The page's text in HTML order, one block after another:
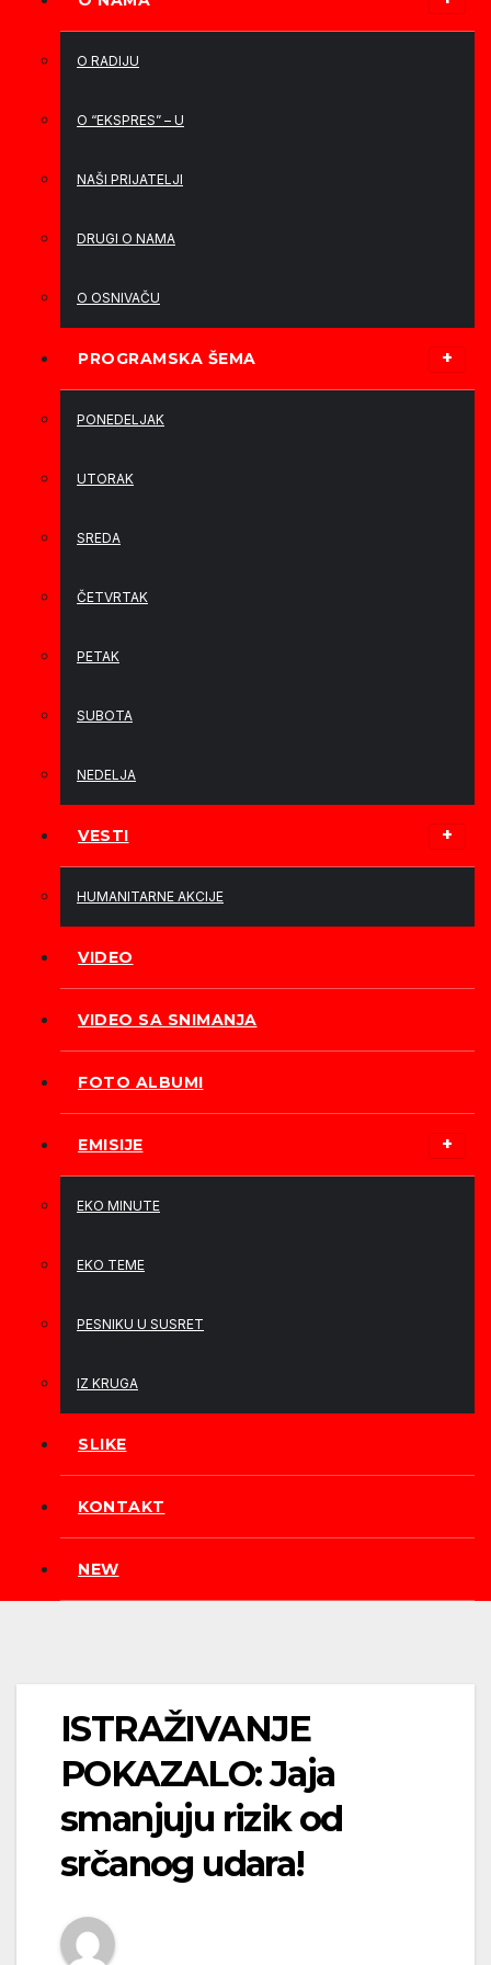
O RADIJU
O “EKSPRES” – U
NAŠI PRIJATELJI
DRUGI O NAMA
O OSNIVAČU
PROGRAMSKA ŠEMA
PONEDELJAK
UTORAK
SREDA
ČETVRTAK
PETAK
SUBOTA
NEDELJA
VESTI
HUMANITARNE AKCIJE
VIDEO
VIDEO SA SNIMANJA
FOTO ALBUMI
EMISIJE
EKO MINUTE
EKO TEME
PESNIKU U SUSRET
IZ KRUGA
SLIKE
KONTAKT
NEW
ISTRAŽIVANJE
POKAZALO: Jaja
smanjuju rizik od
srčanog udara!